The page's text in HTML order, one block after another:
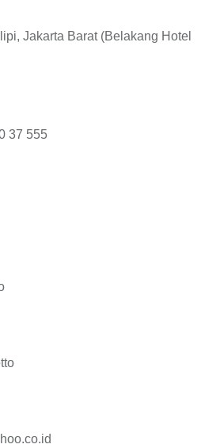
Jakarta Barat (Belakang Hotel
37 555